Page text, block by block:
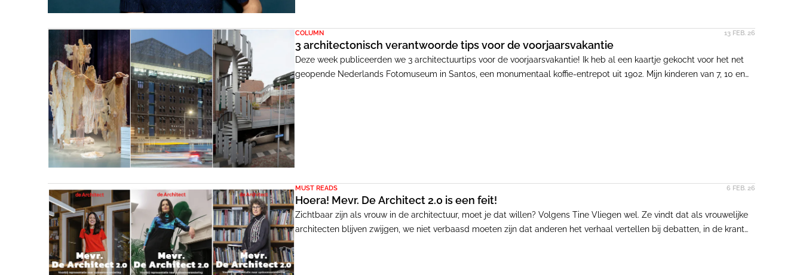
COLUMN 13 FEB. 26
3 architectonisch verantwoorde tips voor de voorjaarsvakantie
Deze week publiceerden we 3 architectuurtips voor de voorjaarsvakantie! Ik heb al een kaartje gekocht voor het net
geopende Nederlands Fotomuseum in Santos, een monumentaal koffie-entrepot uit 1902. Mijn kinderen van 7, 10 en
MUST READS 6 FEB. 26
Hoera! Mevr. De Architect 2.0 is een feit!
Zichtbaar zijn als vrouw in de architectuur, moet je dat willen? Volgens Tine Vliegen wel. Ze vindt dat als vrouwelijke
architecten blijven zwijgen, we niet verbaasd moeten zijn dat anderen het verhaal vertellen bij debatten, in de krant